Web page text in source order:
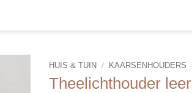
HUIS & TUIN / KAARSENHOUDERS
Theelichthouder leer